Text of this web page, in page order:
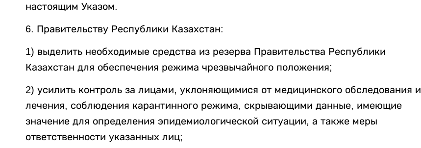
настоящим Указом.
6. Правительству Республики Казахстан:
1) выделить необходимые средства из резерва Правительства Республики
Казахстан для обеспечения режима чрезвычайного положения;
2) усилить контроль за лицами, уклоняющимися от медицинского обследования и
лечения, соблюдения карантинного режима, скрывающими данные, имеющие
значение для определения эпидемиологической ситуации, а также меры
ответственности указанных лиц;